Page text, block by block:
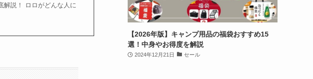
解説！ ロロがどんな人に
【2026年版】キャンプ用品の福袋おすすめ15
選！中身やお得度を解説
2024年12月21日 セール